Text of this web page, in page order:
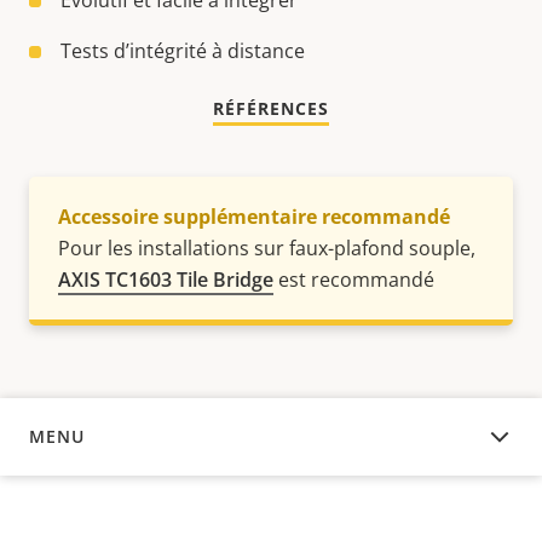
Tests d’intégrité à distance
RÉFÉRENCES
Accessoire supplémentaire recommandé
Pour les installations sur faux-plafond souple,
AXIS TC1603 Tile Bridge est recommandé
MENU
APERÇU